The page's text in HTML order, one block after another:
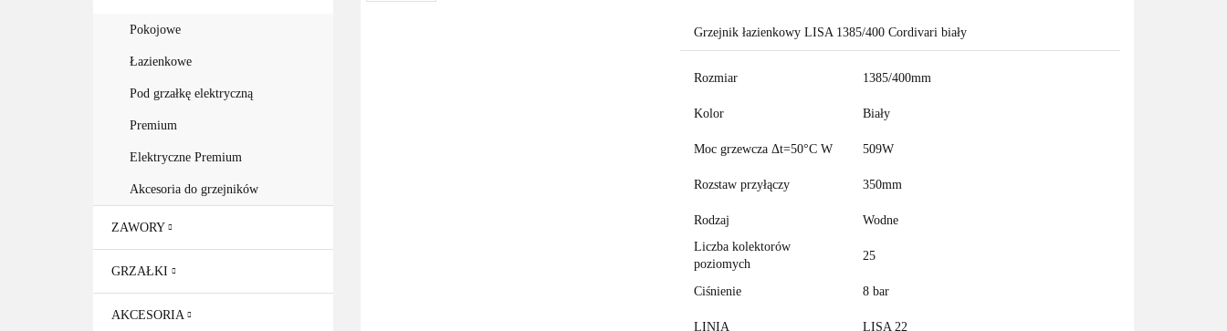
Pokojowe
Łazienkowe
Pod grzałkę elektryczną
Premium
Elektryczne Premium
Akcesoria do grzejników
ZAWORY
GRZAŁKI
AKCESORIA
Grzejnik łazienkowy LISA 1385/400 Cordivari biały
Rozmiar 1385/400mm
Kolor Biały
Moc grzewcza Δt=50°C W 509W
Rozstaw przyłączy 350mm
Rodzaj
Wodne
Liczba kolektorów
poziomych
25
Ciśnienie 8 bar
LINIA LISA 22